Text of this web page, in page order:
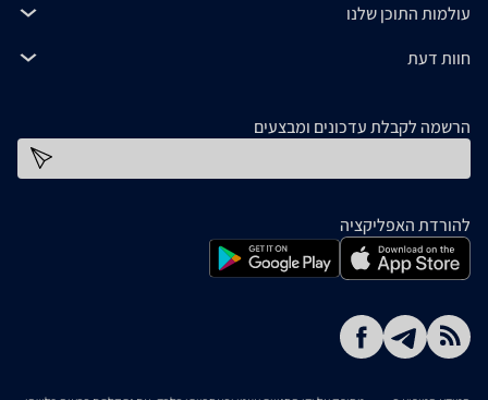
עולמות התוכן שלנו
חוות דעת
הרשמה לקבלת עדכונים ומבצעים
להורדת האפליקציה